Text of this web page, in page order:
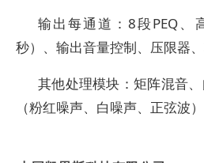
输出每通道：8段PEQ、
秒）、输出音量控制、压限器
其他处理模块：矩阵混音
（粉红噪声、白噪声、正弦波）